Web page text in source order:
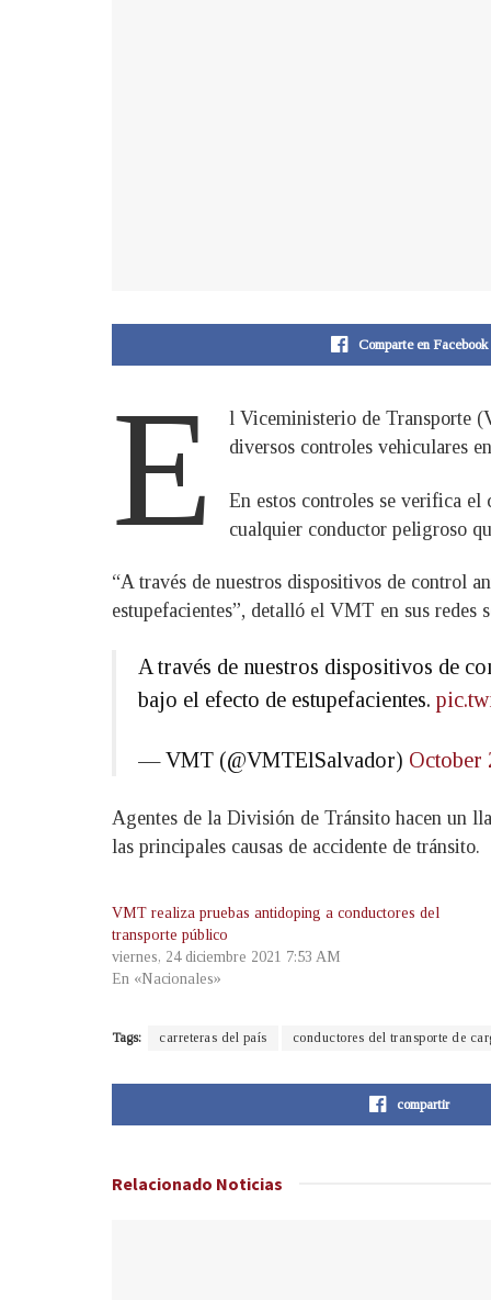
Comparte en Facebook
E
l Viceministerio de Transporte
diversos controles vehiculares
En estos controles se verifica
cualquier conductor peligroso
“A través de nuestros dispositivos de control
estupefacientes”, detalló el VMT en sus redes
A través de nuestros dispositivos de
bajo el efecto de estupefacientes.
— VMT (@VMTElSalvador) October
Agentes de la División de Tránsito hacen un
las principales causas de accidente de tránsito.
VMT realiza pruebas antidoping a conductores del
transporte público
viernes, 24 diciembre 2021 7:53 AM
En «Nacionales»
Tags: carreteras del país conductores del transporte de
compartir
Relacionado Noticias